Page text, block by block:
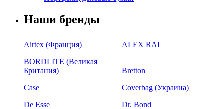
Наши бренды
Airtex (Франция)
ALEX RAI
BORDLITE (Великая
Британия)
Bretton
Case
Coverbag (Украина)
De Esse
Dr. Bond